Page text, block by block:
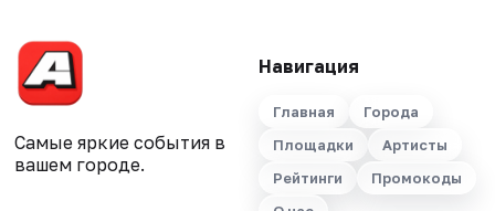
Самые яркие события в
вашем городе.
Навигация
Главная
Города
Площадки
Артисты
Рейтинги
Промокоды